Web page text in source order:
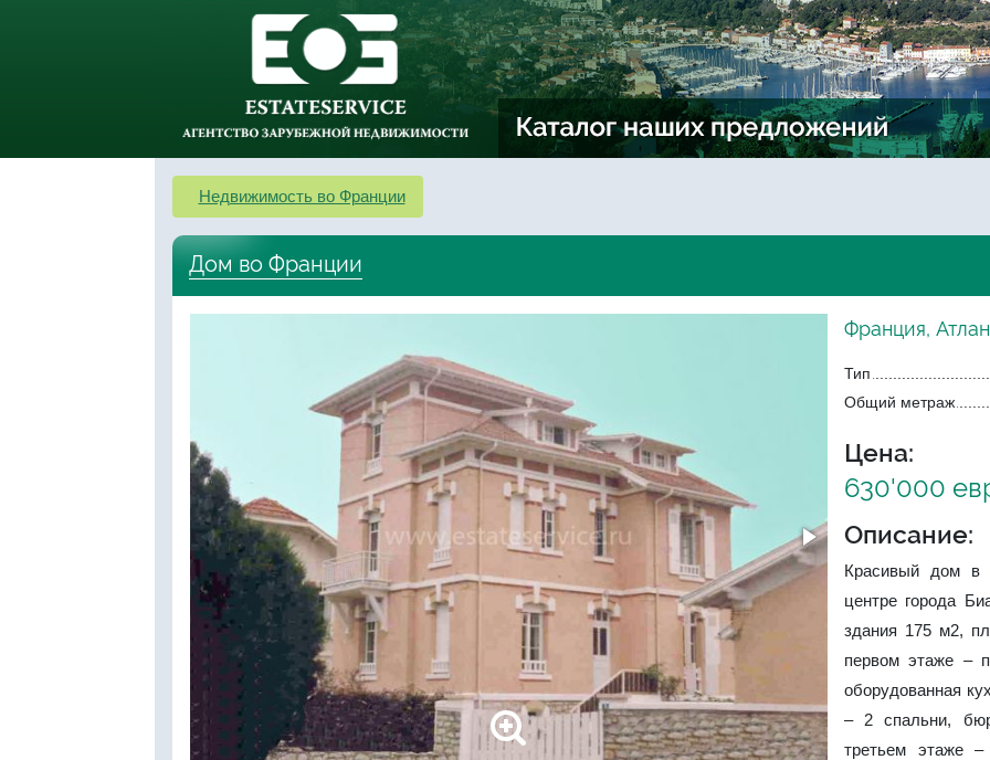
Недвижимость во Франции
Дом во Франции
Франция,
Тип
Общий метраж
Цена:
630'000
Описание:
Красивый дом в
центре города
здания 175 м2,
первом этаже –
оборудованная
– 2 спальни,
третьем этаже